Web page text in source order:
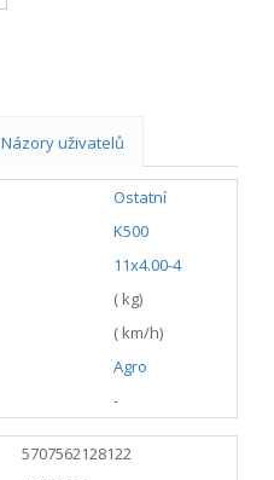
Názory uživatelů
Ostatní
K500
11x4.00-4
( kg)
( km/h)
Agro
-
5707562128122